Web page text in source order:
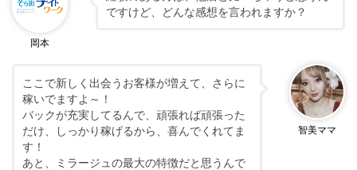
岡本
ですけど、どんな感想を言われますか？
智美ママ
ここで新しく出会うお客様が増えて、さらに
稼いでますよ～！
バックが充実してるんで、頑張れば頑張った
だけ、しっかり稼げるから、喜んでくれてま
す！
あと、ミラージュの最大の特徴だと思うんで